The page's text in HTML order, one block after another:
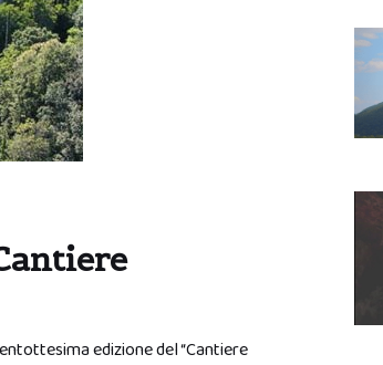
edizione del “Cantiere